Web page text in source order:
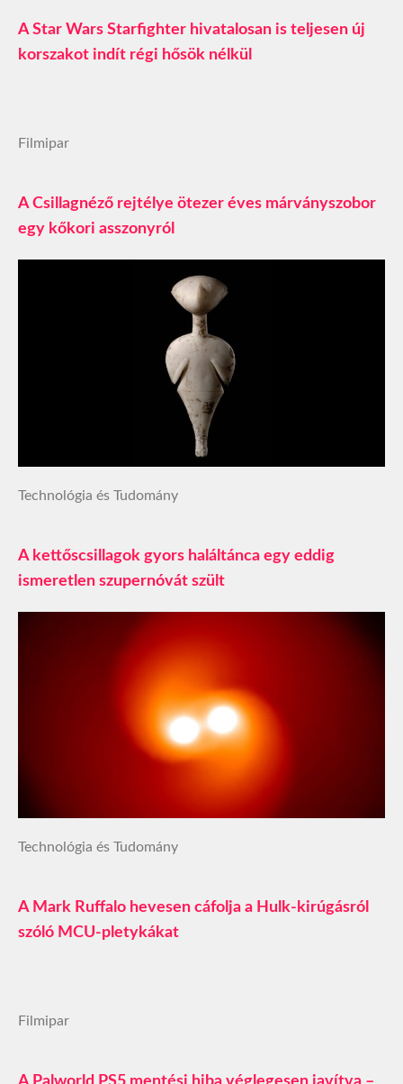
A Star Wars Starfighter hivatalosan is teljesen új
korszakot indít régi hősök nélkül
Filmipar
A Csillagnéző rejtélye ötezer éves márványszobor
egy kőkori asszonyról
Technológia és Tudomány
A kettőscsillagok gyors haláltánca egy eddig
ismeretlen szupernóvát szült
Technológia és Tudomány
A Mark Ruffalo hevesen cáfolja a Hulk-kirúgásról
szóló MCU-pletykákat
Filmipar